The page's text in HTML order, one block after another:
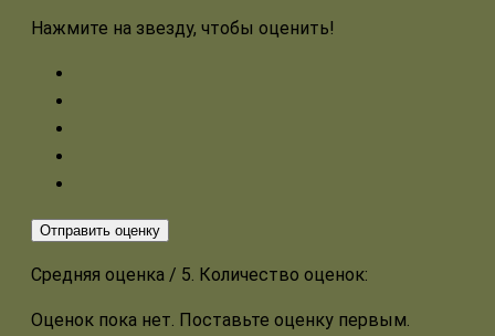
Нажмите на звезду, чтобы оценить!
Отправить оценку
Средняя оценка / 5. Количество оценок:
Оценок пока нет. Поставьте оценку первым.